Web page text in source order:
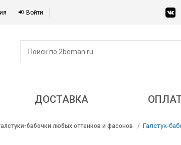
Войти
ДОСТАВКА
бабочки любых оттенков и фасонов Галстук-